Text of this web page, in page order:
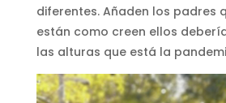
diferentes. Añaden los padres
están como creen ellos
las alturas que está la